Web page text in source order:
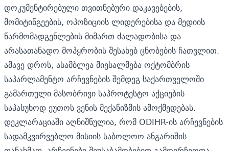
დოკუმენტირებული თვითნებური დაკავებების,
მომიტინგეების, ოპოზიციის ლიდერებისა და მედიის
წარმომადგენლების მიმართ ძალადობისა და
არასათანადო მოპყრობის შესახებ ცნობების ჩათვლით.
ამავე დროს, ასამბლეა მიესალმება ოქტომბრის
საპარლამენტო არჩევნების შემდეგ საქართველოში
გამართული მასობრივი საპროტესტო აქციების
საპასუხოდ ეუთოს ვენის მექანიზმის ამოქმედებას.
დეკლარაციაში აღნიშნულია, რომ ODIHR-ის არჩევნების
სადამკვირვებლო მისიის საბოლოო ანგარიშის